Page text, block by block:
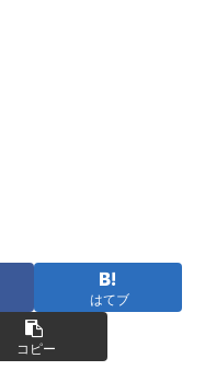
はてブ
コピー